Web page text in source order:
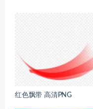
红色飘带 高清PNG